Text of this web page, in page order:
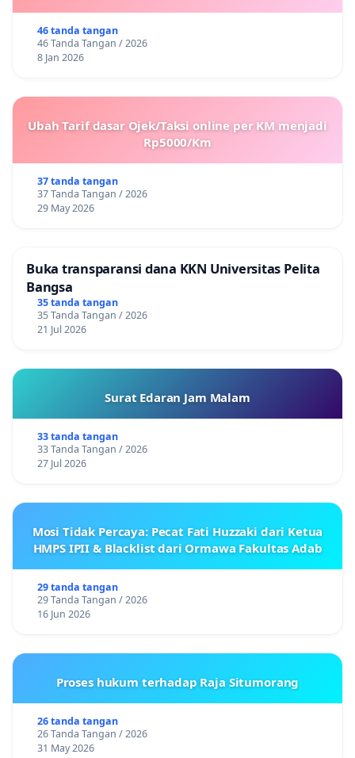
46 tanda tangan
46 Tanda Tangan / 2026
8 Jan 2026
Ubah Tarif dasar Ojek/Taksi online per KM menjadi
Rp5000/Km
37 tanda tangan
37 Tanda Tangan / 2026
29 May 2026
Buka transparansi dana KKN Universitas Pelita
Bangsa
35 tanda tangan
35 Tanda Tangan / 2026
21 Jul 2026
Surat Edaran Jam Malam
33 tanda tangan
33 Tanda Tangan / 2026
27 Jul 2026
Mosi Tidak Percaya: Pecat Fati Huzzaki dari Ketua
HMPS IPII & Blacklist dari Ormawa Fakultas Adab
29 tanda tangan
29 Tanda Tangan / 2026
16 Jun 2026
Proses hukum terhadap Raja Situmorang
26 tanda tangan
26 Tanda Tangan / 2026
31 May 2026